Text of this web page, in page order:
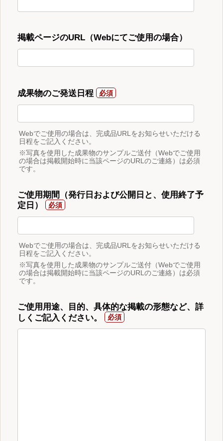
掲載ページのURL（Webにてご使用の場合）
成果物のご発送日程
Webでご使用の場合は、完成品URLをお知らせいただける
日程をご記入ください。
※写真を使用した成果物のサンプルご送付（Webでご使用
の場合は掲載開始時に当該ページのURLのご連絡）は必須
です。
ご使用期間（発行日および公開日と、使用終了予
定日）
Webでご使用の場合は、完成品URLをお知らせいただける
日程をご記入ください。
※写真を使用した成果物のサンプルご送付（Webでご使用
の場合は掲載開始時に当該ページのURLのご連絡）は必須
です。
ご使用用途、目的、具体的な掲載の形態など、詳
しくご記入ください。